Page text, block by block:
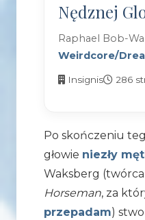
Nędznej
Raphael Bob-
Weirdcore/
Insignis 286
Po skończeniu
głowie niezły
Waksberg
Horseman, za
przepadam)